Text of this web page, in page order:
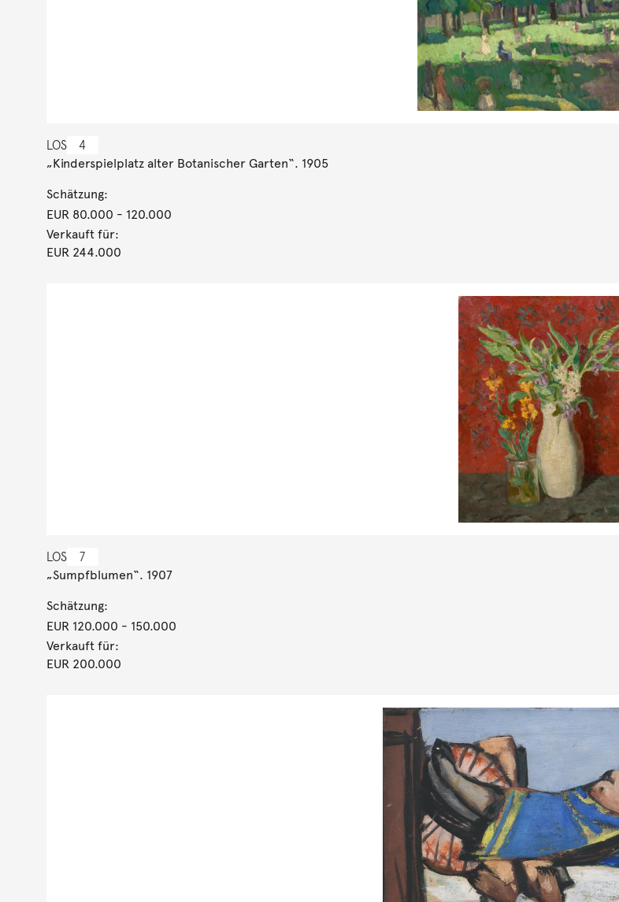
LOS 4
„Kinderspielplatz alter Botanischer Garten“. 1905
Schätzung:
EUR 80.000 - 120.000
Verkauft für:
EUR 244.000
LOS 7
„Sumpfblumen“. 1907
Schätzung:
EUR 120.000 - 150.000
Verkauft für:
EUR 200.000